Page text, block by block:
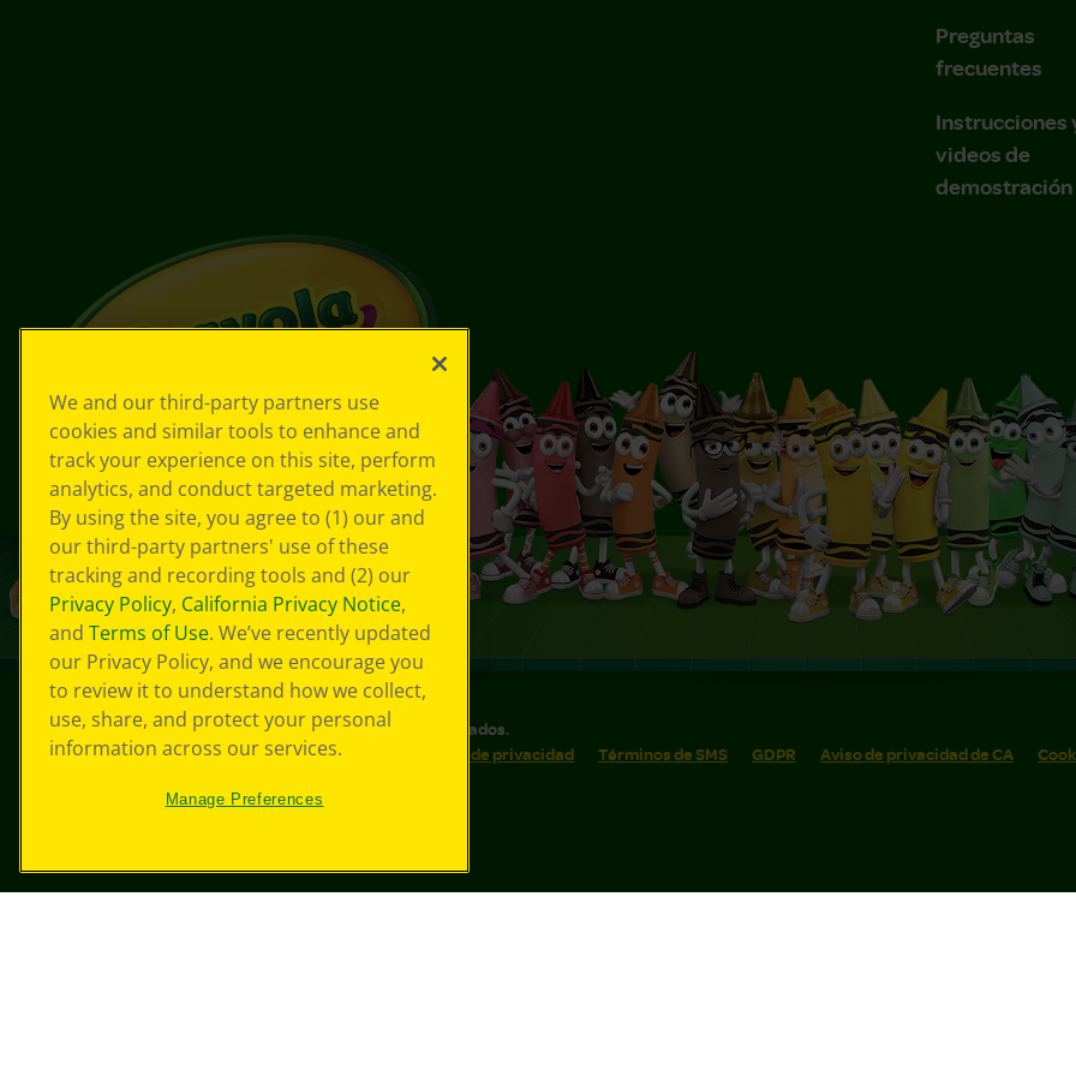
Preguntas
frecuentes
Instrucciones
videos de
demostración
© 2026 Crayola® Todos los derechos reservados.
Sus opciones de privacidad
Política de privacidad Términos de SMS GDPR Aviso de privacidad de CA
We and our third-party partners use
cookies and similar tools to enhance and
track your experience on this site, perform
analytics, and conduct targeted marketing.
By using the site, you agree to (1) our and
our third-party partners' use of these
tracking and recording tools and (2) our
Privacy Policy, California Privacy Notice,
and Terms of Use. We’ve recently updated
our Privacy Policy, and we encourage you
to review it to understand how we collect,
use, share, and protect your personal
information across our services.
Manage Preferences